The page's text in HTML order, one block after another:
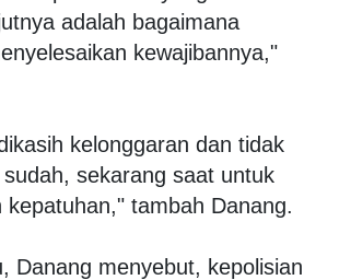
adalah bagaimana
kewajibannya,"
kelonggaran dan tidak
sekarang saat untuk
kepatuhan," tambah Danang.
Danang menyebut, kepolisian